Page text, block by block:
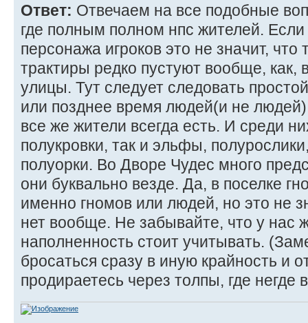
Ответ: Отвечаем на все подобные
где полным полном нпс жителей. Если
персонажа игроков это не значит,
трактиры редко пустуют вообще, как,
улицы. Тут следует следовать
или позднее время людей(и не
все же жители всегда есть. И среди
полукровки, так и эльфы,
полуорки. Во Дворе Чудес много
они буквально везде. Да, в поселке
именно гномов или людей, но это не
нет вообще. Не забывайте, что у нас
наполненность стоит учитывать.
бросаться сразу в иную крайность и
продираетесь через толпы, где негде